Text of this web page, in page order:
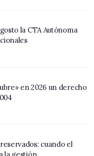
la CTA Autónoma
en 2026 un derecho
cuando el